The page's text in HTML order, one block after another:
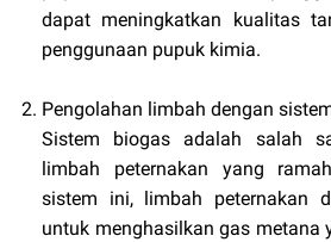
dapat meningkatkan kualitas
penggunaan pupuk kimia.
Pengolahan limbah dengan
Sistem biogas adalah salah
limbah peternakan yang
sistem ini, limbah peternakan
untuk menghasilkan gas metana